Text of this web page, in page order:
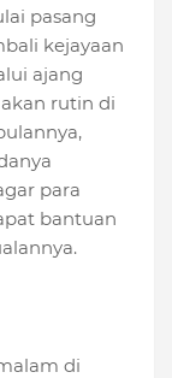
pasang
kejayaan
ajang
rutin di
para
bantuan
di